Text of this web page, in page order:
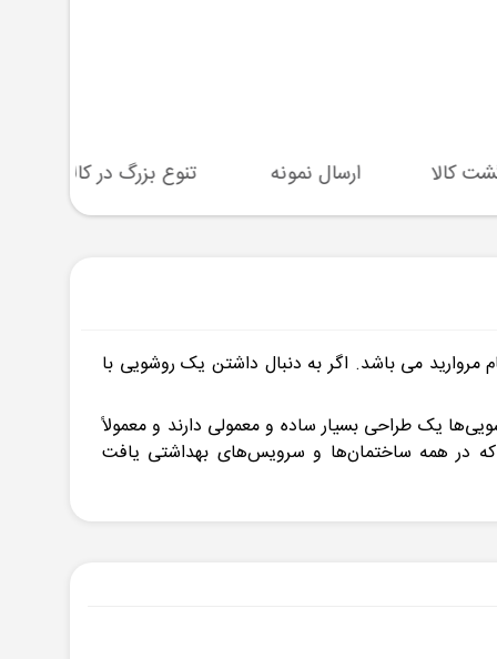
ارسال نمونه تنوع بزرگ در کالا
می باشد. اگر به دنبال داشتن یک روشویی با
گردیده است. این دسته از روشویی‌ها یک طراحی بسیار ساده و معمولی دارند و معمولاً
در همه ساختمان‌ها و سرویس‌های بهداشتی یافت